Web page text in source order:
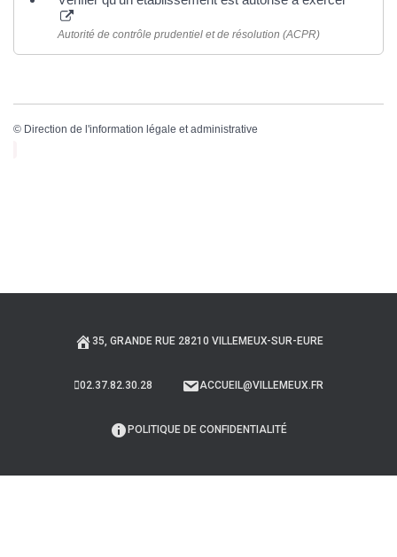
Autorité de contrôle prudentiel et de résolution (ACPR)
© Direction de l'information légale et administrative
35, GRANDE RUE 28210 VILLEMEUX-SUR-EURE
02.37.82.30.28 ACCUEIL@VILLEMEUX.FR
POLITIQUE DE CONFIDENTIALITÉ